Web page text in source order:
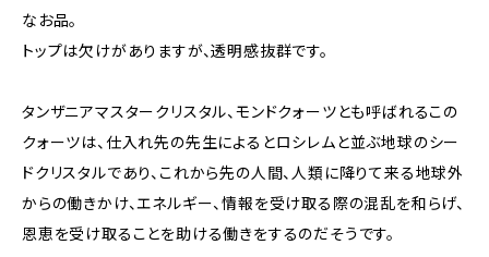
なお品。
トップは欠けがありますが、透明感抜群です。
タンザニアマスタークリスタル、モンドクォーツとも呼ばれるこの
クォーツは、仕入れ先の先生によるとロシレムと並ぶ地球のシー
ドクリスタルであり、これから先の人間、人類に降りて来る地球外
からの働きかけ、エネルギー、情報を受け取る際の混乱を和らげ、
恩恵を受け取ることを助ける働きをするのだそうです。